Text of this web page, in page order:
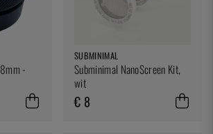
-
SUBMINIMAL
Subminimal NanoScreen Kit,
wit
€ 8